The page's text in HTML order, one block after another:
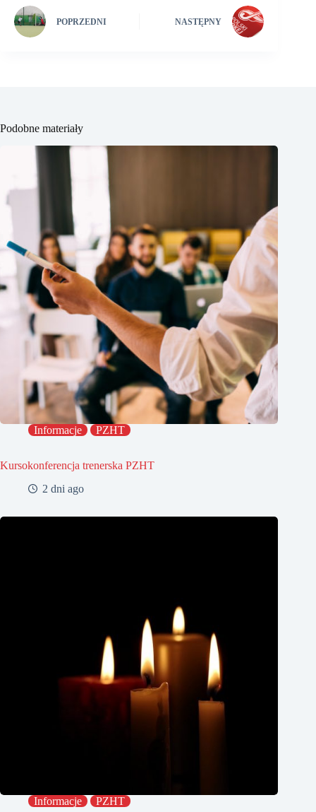
POPRZEDNI NASTĘPNY
Podobne materiały
Informacje PZHT
Kursokonferencja trenerska PZHT
2 dni ago
Informacje PZHT